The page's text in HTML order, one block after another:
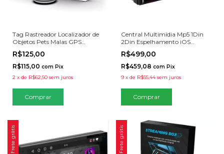
Tag Rastreador Localizador de
Objetos Pets Malas GPS
Faaftag
R$125,00
R$115,00 com Pix
2 x de R$62,50 sem juros
Comprar
Central Multimídia Mp5 1Din
2Din Espelhamento iOS
Android BT
R$499,00
R$459,08 com Pix
9 x de R$55,44 sem juros
Frete grátis Frete grátis